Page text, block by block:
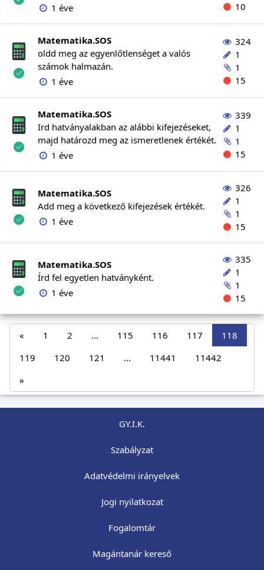
1 éve
10
Matematika.SOS
oldd meg az egyenlőtlenséget a valós
számok halmazán.
1 éve
324
1
1
15
Matematika.SOS
Ird hatványalakban az alábbi kifejezéseket,
majd határozd meg az ismeretlenek értékét.
1 éve
339
1
1
15
Matematika.SOS
Add meg a következő kifejezések értékét.
1 éve
326
1
1
15
Matematika.SOS
Írd fel egyetlen hatványként.
1 éve
335
1
1
15
« 1 2 ... 115 116 117
118
119
120 121 ... 11441
11442
»
GY.I.K.
Szabályzat
Adatvédelmi irányelvek
Jogi nyilatkozat
Fogalomtár
Magántanár kereső